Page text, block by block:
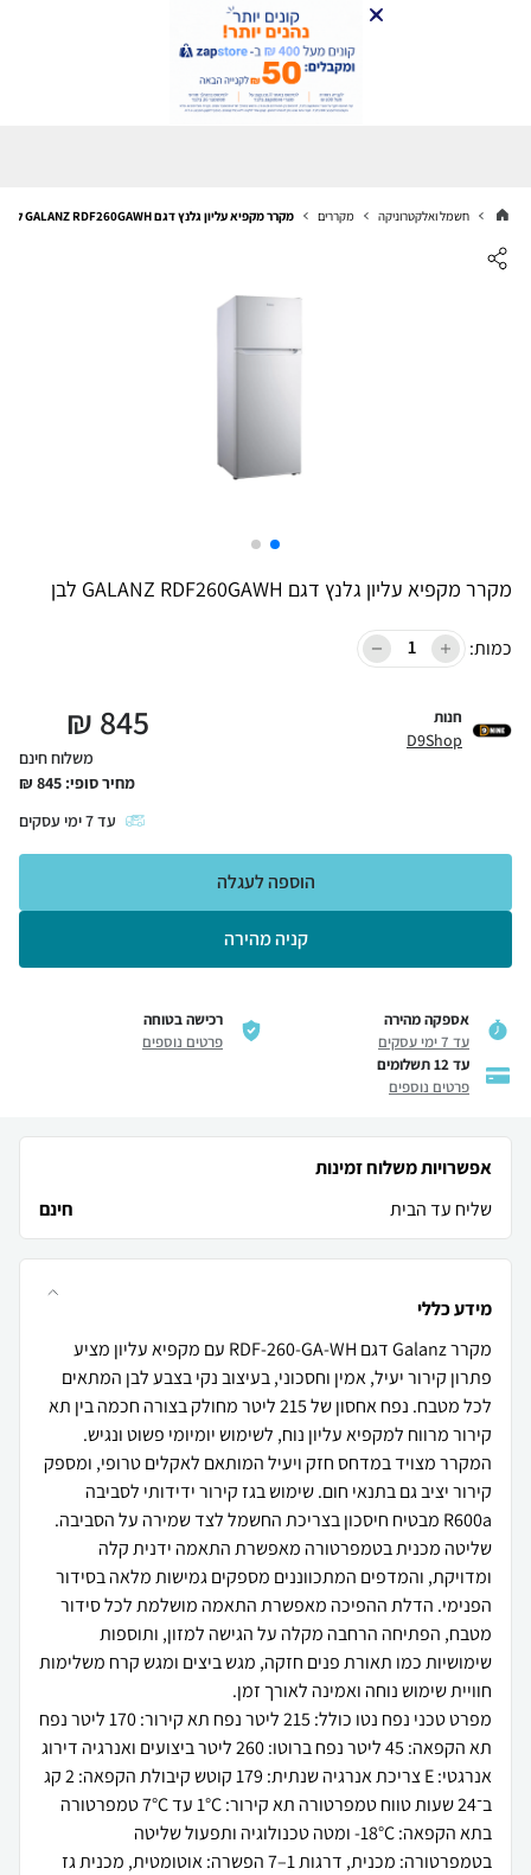
חשמל ואלקטרוניקה מקררים מקרר מקפיא עליון גלנץ דגם GALANZ RDF260GAWH לבן
מקרר מקפיא עליון גלנץ דגם GALANZ RDF260GAWH לבן
כמות:
חנות
D9Shop
845
₪
משלוח חינם
מחיר סופי: 845
₪
עד7ימי עסקים
קניה מהירה
הוספה לעגלה
אספקה מהירה
עד 7 ימי עסקים
רכישה בטוחה
פרטים נוספים
עד 12 תשלומים
פרטים נוספים
אפשרויות משלוח זמינות
שליח עד הבית
חינם
מידע כללי
מקרר Galanz דגם RDF-260-GA-WH עם מקפיא עליון מציע
פתרון קירור יעיל, אמין וחסכוני, בעיצוב נקי בצבע לבן המתאים
לכל מטבח. נפח אחסון של 215 ליטר מחולק בצורה חכמה בין תא
קירור מרווח למקפיא עליון נוח, לשימוש יומיומי פשוט ונגיש.
המקרר מצויד במדחס חזק ויעיל המותאם לאקלים טרופי, ומספק
קירור יציב גם בתנאי חום. שימוש בגז קירור ידידותי לסביבה
R600a מבטיח חיסכון בצריכת החשמל לצד שמירה על הסביבה.
שליטה מכנית בטמפרטורה מאפשרת התאמה ידנית קלה
ומדויקת, והמדפים המתכווננים מספקים גמישות מלאה בסידור
הפנימי. הדלת ההפיכה מאפשרת התאמה מושלמת לכל סידור
מטבח, הפתיחה הרחבה מקלה על הגישה למזון, ותוספות
שימושיות כמו תאורת פנים חזקה, מגש ביצים ומגש קרח משלימות
מפרט טכני נפח נטו כולל: 215 ליטר נפח תא קירור: 170 ליטר נפח
תא הקפאה: 45 ליטר נפח ברוטו: 260 ליטר ביצועים ואנרגיה דירוג
אנרגטי: E צריכת אנרגיה שנתית: 179 קוטש קיבולת הקפאה: 2 קג
ב־24 שעות טווח טמפרטורה תא קירור: ‎1°C עד ‎7°C טמפרטורה
בתא הקפאה: ‎-18°C ומטה טכנולוגיה ותפעול שליטה
בטמפרטורה: מכנית, דרגות 1–7 הפשרה: אוטומטית, מכנית גז